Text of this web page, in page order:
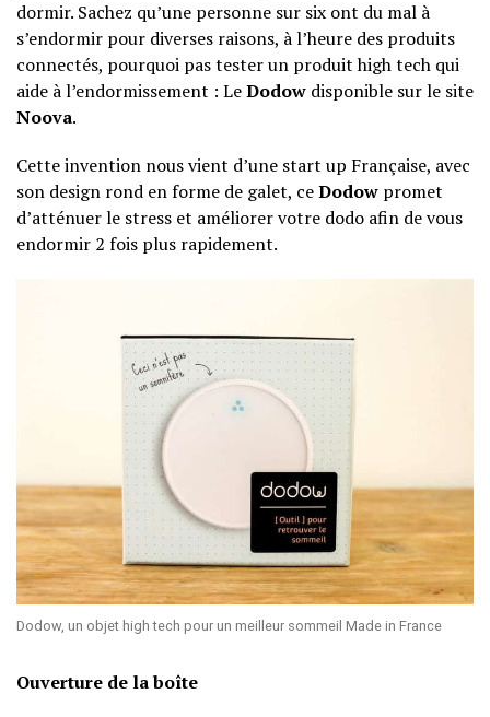
dormir. Sachez qu’une personne sur six ont du mal à
s’endormir pour diverses raisons, à l’heure des produits
connectés, pourquoi pas tester un produit high tech qui
aide à l’endormissement : LeDodow disponible sur le site
Noova.
Cette invention nous vient d’une start up Française, avec
son design rond en forme de galet, ceDodow promet
d’atténuer le stress et améliorer votre dodo afin de vous
endormir 2 fois plus rapidement.
Dodow, un objet high tech pour un meilleur sommeil Made in France
Ouverture de la boîte